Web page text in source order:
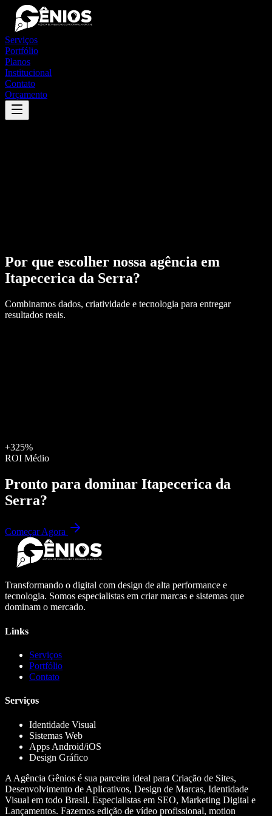
Serviços
Portfólio
Planos
Institucional
Contato
Orçamento
Por que escolher nossa agência em
Itapecerica da Serra?
Combinamos dados, criatividade e tecnologia para entregar
resultados reais.
+325%
ROI Médio
Pronto para dominar Itapecerica da
Serra?
Começar Agora
Transformando o digital com design de alta performance e
tecnologia. Somos especialistas em criar marcas e sistemas que
dominam o mercado.
Links
Serviços
Portfólio
Contato
Serviços
Identidade Visual
Sistemas Web
Apps Android/iOS
Design Gráfico
A Agência Gênios é sua parceira ideal para Criação de Sites,
Desenvolvimento de Aplicativos, Design de Marcas, Identidade
Visual em todo Brasil. Especialistas em SEO, Marketing Digital e
Lançamentos. Fazemos edição de vídeo profissional, motion